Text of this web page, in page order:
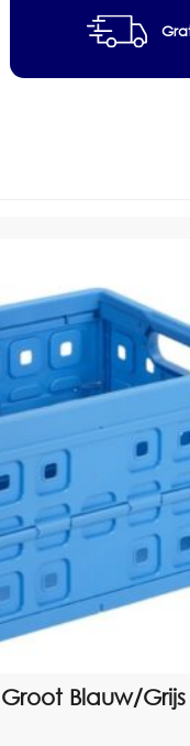
Toepassing:
Geschikt voor:
Accessoires: pads
Blauw/Grijs